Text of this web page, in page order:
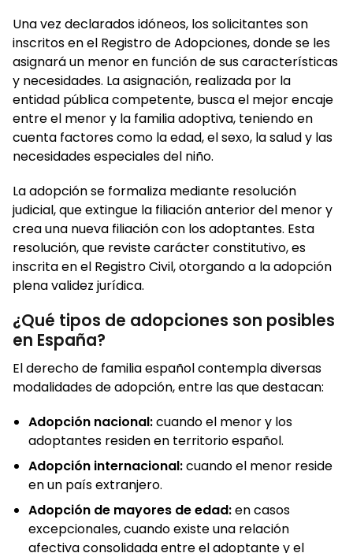
Una vez declarados idóneos, los solicitantes son
inscritos en el Registro de Adopciones, donde se les
asignará un menor en función de sus características
y necesidades. La asignación, realizada por la
entidad pública competente, busca el mejor encaje
entre el menor y la familia adoptiva, teniendo en
cuenta factores como la edad, el sexo, la salud y las
necesidades especiales del niño.
La adopción se formaliza mediante resolución
judicial, que extingue la filiación anterior del menor y
crea una nueva filiación con los adoptantes. Esta
resolución, que reviste carácter constitutivo, es
inscrita en el Registro Civil, otorgando a la adopción
plena validez jurídica.
¿Qué tipos de adopciones son posibles
en España?
El derecho de familia español contempla diversas
modalidades de adopción, entre las que destacan:
Adopción nacional:cuando el menor y los
adoptantes residen en territorio español.
Adopción internacional:cuando el menor reside
en un país extranjero.
Adopción de mayores de edad:en casos
excepcionales, cuando existe una relación
afectiva consolidada entre el adoptante y el